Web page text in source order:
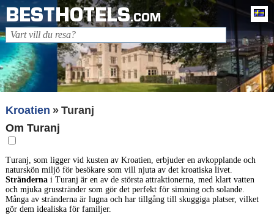
BESTHOTELS.COM
Kroatien
Turanj
Om Turanj
Turanj, som ligger vid kusten av Kroatien, erbjuder en avkopplande och
naturskön miljö för besökare som vill njuta av det kroatiska livet.
Strändernai Turanj är en av de största attraktionerna, med klart vatten
och mjuka grusstränder som gör det perfekt för simning och solande.
Många av stränderna är lugna och har tillgång till skuggiga platser, vilket
gör dem idealiska för familjer.